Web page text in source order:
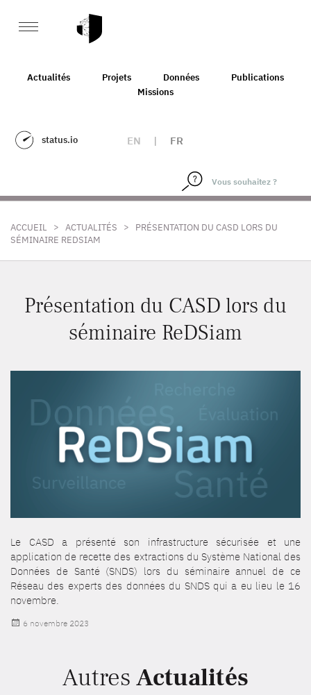
Actualités Projets Données
Publications
Missions
status.io EN | FR
ACCUEIL > ACTUALITÉS >
PRÉSENTATION DU CASD LORS DU
SÉMINAIRE REDSIAM
Présentation du CASD lors du
séminaire ReDSiam
Le CASD a présenté son infrastructure sécurisée et une
application de recette des extractions du Système National des
Données de Santé (SNDS) lors du séminaire annuel de ce
Réseau des experts des données du SNDS qui a eu lieu le 16
novembre.
Publié
6 novembre 2023
Autres Actualités